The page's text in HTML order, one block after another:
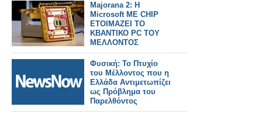
Majorana 2: Η
Microsoft ME CHIP
ΕΤΟΙΜΑΖΕΙ ΤΟ
ΚΒΑΝΤΙΚΟ PC ΤΟΥ
ΜΕΛΛΟΝΤΟΣ
Φυσική: Το Πτυχίο
του Μέλλοντος που η
Ελλάδα Αντιμετωπίζει
ως Πρόβλημα του
Παρελθόντος